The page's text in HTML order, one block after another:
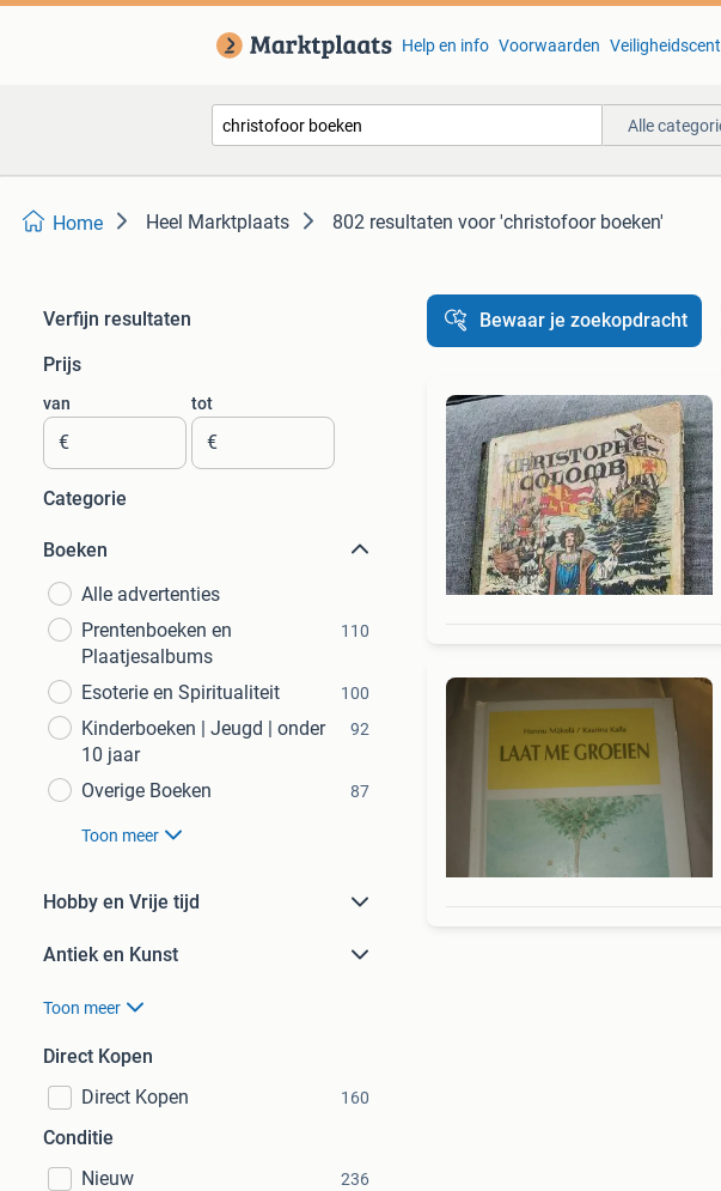
Help en info Voorwaarden
Alle
Home Heel Marktplaats 802 resultaten voor 'christofoor boeken'
Verfijn resultaten
Prijs
van
€
tot
€
Categorie
Boeken
Alle advertenties
Prentenboeken en
Plaatjesalbums
110
Esoterie en Spiritualiteit 100
Kinderboeken | Jeugd | onder
10 jaar
92
Overige Boeken 87
Toon meer
Hobby en Vrije tijd
Antiek en Kunst
Toon meer
Direct Kopen
Direct Kopen
160
Conditie
Nieuw
236
Bewaar je zoekopdracht